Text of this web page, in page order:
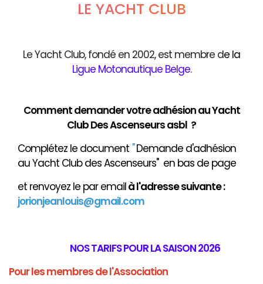
LE YACHT CLUB
Le Yacht Club, fondé en 2002, est membre de la
Ligue Motonautique Belge.
Comment demander votre adhésion au Yacht
Club Des Ascenseurs asbl ?
Complétez le document "Demande d'adhésion
au Yacht Club des Ascenseurs" en bas de page
et renvoyez le par emailàl'adresse suivante :
jorionjeanlouis@gmail.com
NOS TARIFS POUR LA SAISON 2026
Pour les membres de l'Association